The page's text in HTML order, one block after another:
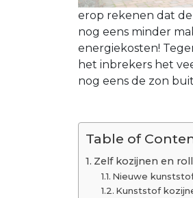
erop rekenen dat
nog eens minder
energiekosten!
het inbrekers het
nog eens de zon
Table of
Zelf kozijnen en
Nieuwe
Kunststof